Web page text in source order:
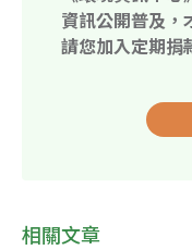
資訊公開普及，
請您加入定期捐
相關文章